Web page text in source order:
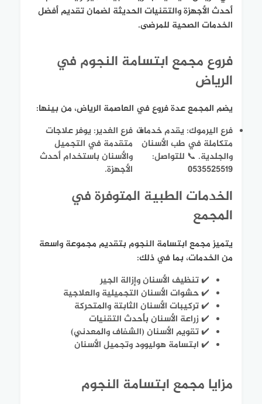
أحدث الأجهزة والتقنيات الحديثة لضمان تقديم أفضل
الخدمات الصحية للمرضى.
فروع مجمع ابتسامة النجوم في
الرياض
يضم المجمع عدة فروع في العاصمة الرياض، من بينها:
فرع اليرموك: يقدم خدمات
متكاملة في طب الأسنان
والجلدية. 📞 للتواصل:
0535525519
فرع الغدير: يوفر علاجات
متقدمة في التجميل
والأسنان باستخدام أحدث
الأجهزة.
الخدمات الطبية المتوفرة في
المجمع
يتميز مجمع ابتسامة النجوم بتقديم مجموعة واسعة
من الخدمات، بما في ذلك:
✔️ تنظيف الأسنان وإزالة الجير
✔️ حشوات الأسنان التجميلية والعلاجية
✔️ تركيبات الأسنان الثابتة والمتحركة
✔️ زراعة الأسنان بأحدث التقنيات
✔️ تقويم الأسنان (الشفاف والمعدني)
✔️ ابتسامة هوليوود وتجميل الأسنان
مزايا مجمع ابتسامة النجوم